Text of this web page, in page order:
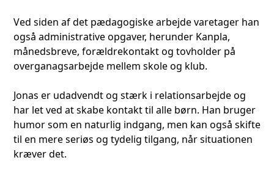
Ved siden af det pædagogiske arbejde varetager han
også administrative opgaver, herunder Kanpla,
månedsbreve, forældrekontakt og tovholder på
overganagsarbejde mellem skole og klub.
Jonas er udadvendt og stærk i relationsarbejde og
har let ved at skabe kontakt til alle børn. Han bruger
humor som en naturlig indgang, men kan også skifte
til en mere seriøs og tydelig tilgang, når situationen
kræver det.